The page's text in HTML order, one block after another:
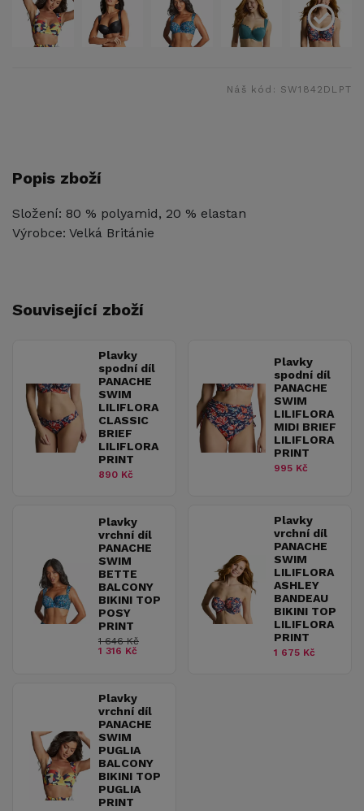
Náš kód: SW1842DLPT
Popis zboží
Složení: 80 % polyamid, 20 % elastan
Výrobce: Velká Británie
Související zboží
Plavky
spodní díl
PANACHE
SWIM
LILIFLORA
CLASSIC
BRIEF
LILIFLORA
PRINT
890 Kč
Plavky
spodní díl
PANACHE
SWIM
LILIFLORA
MIDI BRIEF
LILIFLORA
PRINT
995 Kč
Plavky
vrchní díl
PANACHE
SWIM
BETTE
BALCONY
BIKINI TOP
POSY
PRINT
1 646 Kč
1 316 Kč
Plavky
vrchní díl
PANACHE
SWIM
LILIFLORA
ASHLEY
BANDEAU
BIKINI TOP
LILIFLORA
PRINT
1 675 Kč
Plavky
vrchní díl
PANACHE
SWIM
PUGLIA
BALCONY
BIKINI TOP
PUGLIA
PRINT